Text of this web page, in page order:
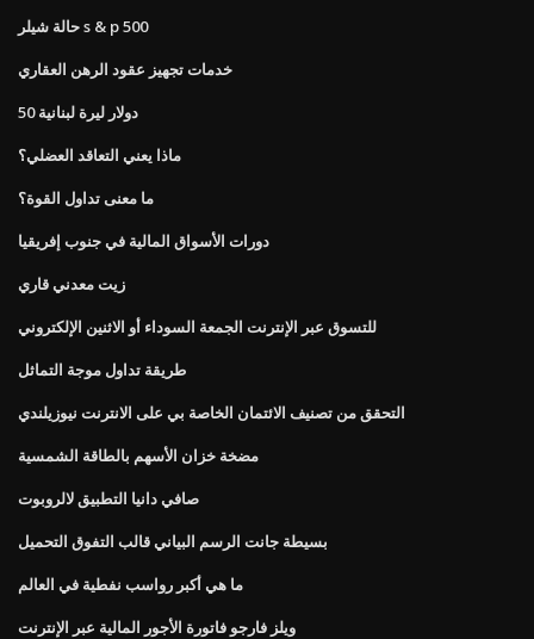
حالة شيلر s & p 500
خدمات تجهيز عقود الرهن العقاري
50 دولار ليرة لبنانية
ماذا يعني التعاقد العضلي؟
ما معنى تداول القوة؟
دورات الأسواق المالية في جنوب إفريقيا
زيت معدني قاري
للتسوق عبر الإنترنت الجمعة السوداء أو الاثنين الإلكتروني
طريقة تداول موجة التماثل
التحقق من تصنيف الائتمان الخاصة بي على الانترنت نيوزيلندي
مضخة خزان الأسهم بالطاقة الشمسية
صافي دانيا التطبيق لالروبوت
بسيطة جانت الرسم البياني قالب التفوق التحميل
ما هي أكبر رواسب نفطية في العالم
ويلز فارجو فاتورة الأجور المالية عبر الإنترنت